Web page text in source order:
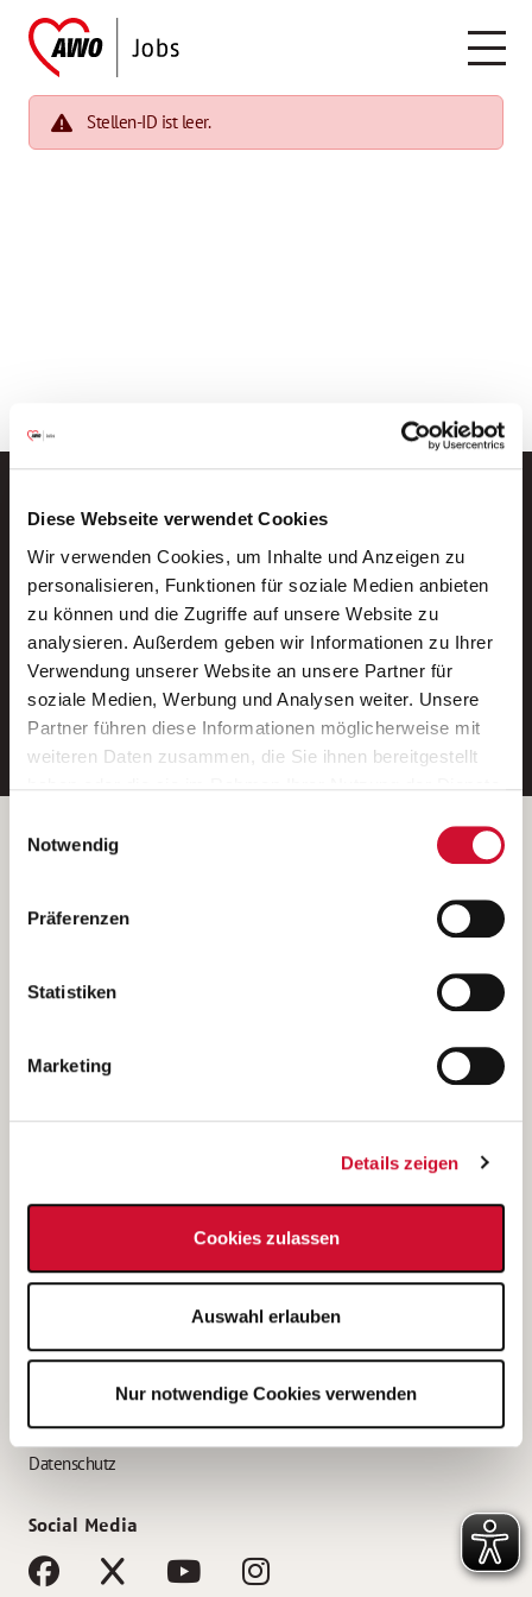
Diese Webseite verwendet Cookies
Wir verwenden Cookies, um Inhalte und Anzeigen zu
personalisieren, Funktionen für soziale Medien anbieten
zu können und die Zugriffe auf unsere Website zu
analysieren. Außerdem geben wir Informationen zu Ihrer
Verwendung unserer Website an unsere Partner für
soziale Medien, Werbung und Analysen weiter. Unsere
Partner führen diese Informationen möglicherweise mit
weiteren Daten zusammen, die Sie ihnen bereitgestellt
Wenn Sie auf „Cookies zulassen“ klicken, so stimmen
Sie der Speicherung sämtlicher Cookies zu. Sie können
Ihre Einwilligung selbstverständlich jederzeit widerrufen,
indem Sie die Cookie-Einstellungen aufrufen und diese
unsererDatenschutzerklärung
Notwendig
Präferenzen
Statistiken
Marketing
Details zeigen
Cookies zulassen
Auswahl erlauben
Nur notwendige Cookies verwenden
Stellen-ID ist leer.
Neue Stellen per E-Mail.
Ein kostenloser Service von AWO
Jobs.
E-Mail-Adresse eintragen
Betreiber der Webseite
Kantstraße 45a
(Ein Tochterunternehmen des AWO Bezirksverbandes Unterfranken
e.V.)
Bewerbung als Altenpflegehelfer*in
Bewerbung als Erzieher*in
AWO Gliederungen nach Bundesland
Impressum
Datenschutz
Social Media